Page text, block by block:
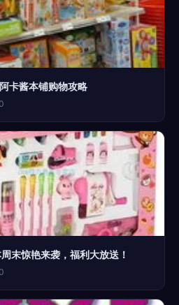
卡酱本铺购物攻略
末惊艳来袭，福利大放送！